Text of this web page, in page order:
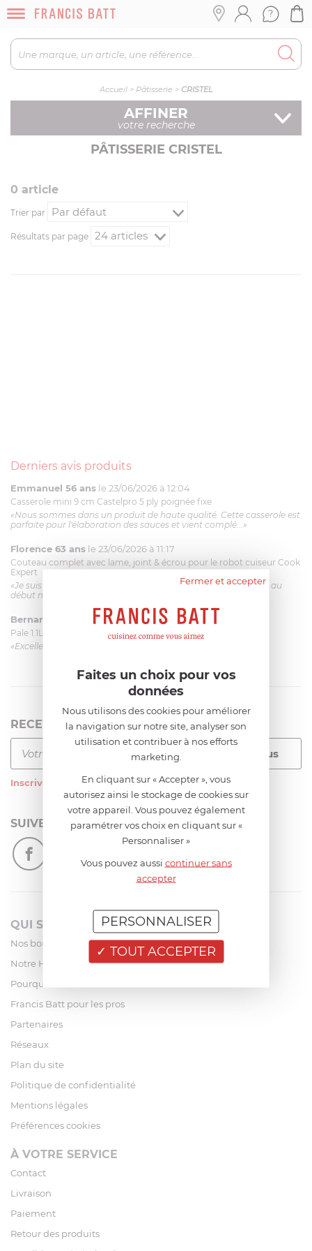
Accueil > Pâtisserie > CRISTEL
AFFINER
votre recherche
PÂTISSERIE CRISTEL
0 article
Trier par
Résultats par page
Derniers avis produits
Emmanuel 56 ans le 23/06/2026 à 12:04
Casserole mini 9 cm Castelpro 5 ply poignée fixe
«Nous sommes dans un produit de haute qualité. Cette casserole est
parfaite pour l'élaboration des sauces et vient complé...»
Florence 63 ans le 23/06/2026 à 11:17
Couteau complet avec lame, joint & écrou pour le robot cuiseur Cook
Expert
«Je suis satisfaite du couteau Magimix. L'écrou est un peu dur au
début mais ça le fait. La livraison a été très rapide. ...»
Bernard le 23/06/2026 à 09:43
Pale 1.1L pour Glacier Magimix 11031/121/123/124
«Excellent: produit et livraison»
RECEVEZ LA NEWSLETTER
Inscrivez-vous à notre newsletter
SUIVEZ-NOUS
QUI SOMMES-NOUS?
Nos boutiques
Notre Histoire
Pourquoi acheter chez Francis Batt ?
Francis Batt pour les pros
Partenaires
Réseaux
Plan du site
Politique de confidentialité
Mentions légales
Préférences cookies
À VOTRE SERVICE
Contact
Livraison
Paiement
Retour des produits
Fermer et accepter
Faites un choix pour vos
données
Nous utilisons des cookies pour améliorer
la navigation sur notre site, analyser son
utilisation et contribuer à nos efforts
marketing.
En cliquant sur « Accepter », vous
autorisez ainsi le stockage de cookies sur
votre appareil. Vous pouvez également
paramétrer vos choix en cliquant sur «
Personnaliser »
Vous pouvez aussi continuer sans
accepter
TOUT ACCEPTER
PERSONNALISER